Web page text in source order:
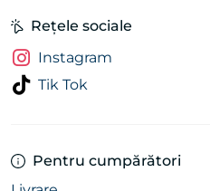
Pentru cumpărători
Rețele sociale
Instagram
Tik Tok